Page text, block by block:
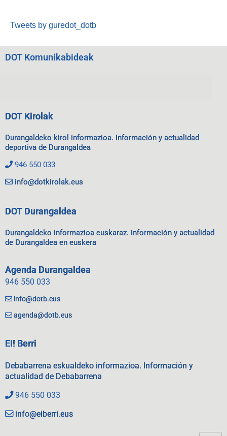
Tweets by guredot_dotb
DOT Komunikabideak
DOT Kirolak
Durangaldeko kirol informazioa. Información y actualidad
deportiva de Durangaldea
946 550 033
info@dotkirolak.eus
DOT Durangaldea
Durangaldeko informazioa euskaraz. Información y actualidad
de Durangaldea en euskera
Agenda Durangaldea
946 550 033
info@dotb.eus
agenda@dotb.eus
EI! Berri
Debabarrena eskualdeko informazioa. Información y
actualidad de Debabarrena
946 550 033
info@eiberri.eus